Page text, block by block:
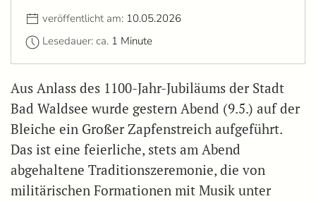
veröffentlicht am: 10.05.2026
Lesedauer: ca. 1 Minute
Aus Anlass des 1100-Jahr-Jubiläums der Stadt
Bad Waldsee wurde gestern Abend (9.5.) auf der
Bleiche ein Großer Zapfenstreich aufgeführt.
Das ist eine feierliche, stets am Abend
abgehaltene Traditionszeremonie, die von
militärischen Formationen mit Musik unter